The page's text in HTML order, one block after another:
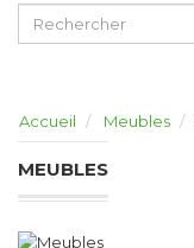
Accueil Meubles
MEUBLES